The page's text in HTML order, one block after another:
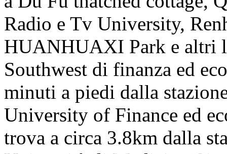
Radio e Tv University,
HUANHUAXI Park e altri
Southwest di finanza ed
minuti a piedi dalla
University of Finance ed
trova a circa 3.8km dalla